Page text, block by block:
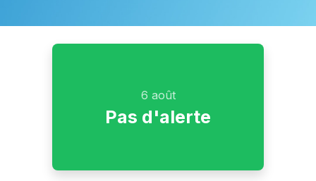
6 août
Pas d'alerte